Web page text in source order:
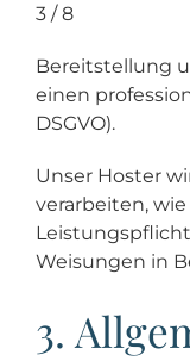
3 / 8
Bereitstellung
einen
DSGVO).
Unser Hoster
verarbeiten,
Weisungen in
3.